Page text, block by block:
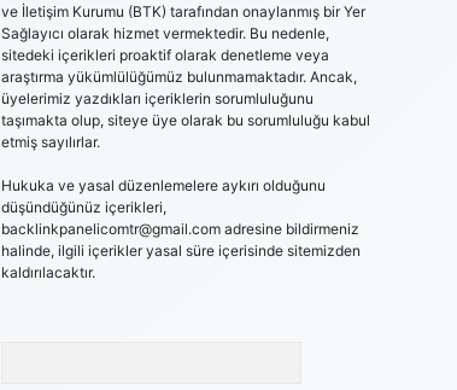
ve İletişim Kurumu (BTK) tarafından onaylanmış bir Yer
Sağlayıcı olarak hizmet vermektedir. Bu nedenle,
sitedeki içerikleri proaktif olarak denetleme veya
araştırma yükümlülüğümüz bulunmamaktadır. Ancak,
üyelerimiz yazdıkları içeriklerin sorumluluğunu
taşımakta olup, siteye üye olarak bu sorumluluğu kabul
etmiş sayılırlar.
Hukuka ve yasal düzenlemelere aykırı olduğunu
düşündüğünüz içerikleri,
backlinkpanelicomtr@gmail.comadresine bildirmeniz
halinde, ilgili içerikler yasal süre içerisinde sitemizden
kaldırılacaktır.